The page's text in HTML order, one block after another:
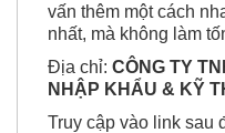
vấn thêm một cách
nhất, mà không làm
Địa chỉ: CÔNG TY
NHẬP KHẨU & KỸ
Truy cập vào link sau